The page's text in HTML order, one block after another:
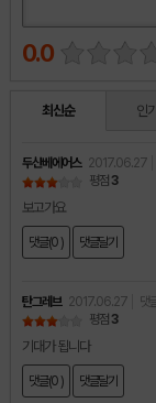
0.0
최신순 인
두산베에어스 2017.06.27
평점 3
보고가요
댓글(0 ) 댓글달기
탄그레브 2017.06.27 댓
평점 3
기대가 됩니다
댓글(0 ) 댓글달기